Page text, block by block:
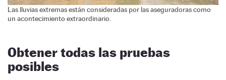
Las lluvias extremas están consideradas por las aseguradoras como
un acontecimiento extraordinario.
Obtener todas las pruebas
posibles